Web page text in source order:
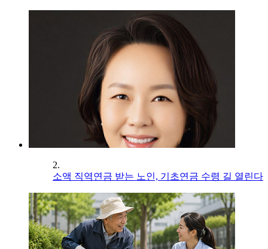
2.
소액 직역연금 받는 노인, 기초연금 수령 길 열린다